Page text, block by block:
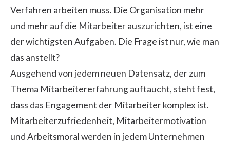
Verfahren arbeiten muss. Die Organisation mehr
und mehr auf die Mitarbeiter auszurichten, ist eine
der wichtigsten Aufgaben. Die Frage ist nur, wie man
das anstellt?
Ausgehend von jedem neuen Datensatz, der zum
Thema Mitarbeitererfahrungauftaucht, steht fest,
dass das Engagement der Mitarbeiter komplex ist.
Mitarbeiterzufriedenheit, Mitarbeitermotivation
und Arbeitsmoral werden in jedem Unternehmen